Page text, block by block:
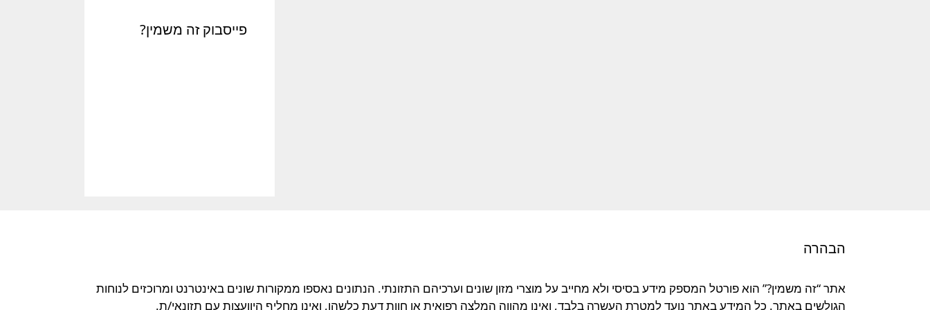
פייסבוק זה משמין?
הבהרה
אתר “זה משמין?” הוא פורטל המספק מידע בסיסי ולא מחייב על מוצרי מזון שונים וערכיהם התזונתי. הנתונים נאספו ממקורות שונים באינטרנט ומרוכזים לנוחות
הגולשים באתר. כל המידע באתר נועד למטרת העשרה בלבד, ואינו מהווה המלצה רפואית או חוות דעת כלשהו, ואינו מחליף היוועצות עם תזונאי/ת.